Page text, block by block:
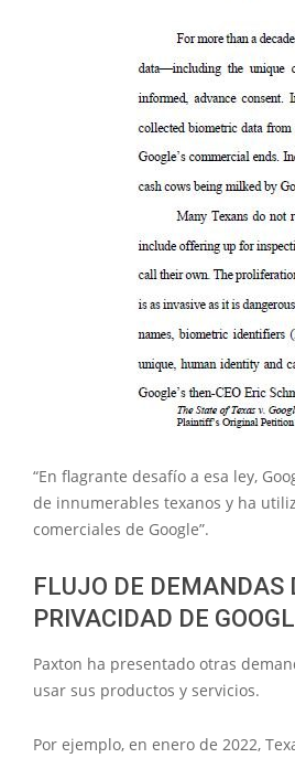
“En flagrante desafío a esa ley,
de innumerables texanos y ha
comerciales de Google”.
FLUJO DE DEMANDAS
PRIVACIDAD DE
Paxton ha presentado otras
usar sus productos y servicios.
Por ejemplo, en enero de 2022,